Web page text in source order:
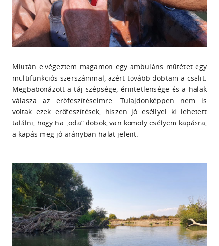
Miután elvégeztem magamon egy ambuláns műtétet egy
multifunkciós szerszámmal, azért tovább dobtam a csalit.
Megbabonázott a táj szépsége, érintetlensége és a halak
válasza az erőfeszítéseimre. Tulajdonképpen nem is
voltak ezek erőfeszítések, hiszen jó eséllyel ki lehetett
találni, hogy ha „oda” dobok, van komoly esélyem kapásra,
a kapás meg jó arányban halat jelent.